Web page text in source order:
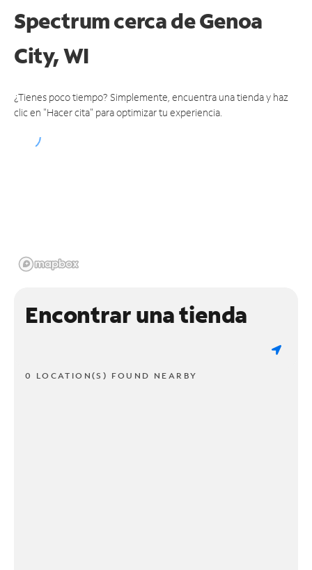
Spectrum cerca deGenoa
City, WI
¿Tienes poco tiempo? Simplemente, encuentra una tienda y haz
clic en "Hacer cita" para optimizar tu experiencia.
Encontrar una tienda
0 LOCATION(S) FOUND NEARBY